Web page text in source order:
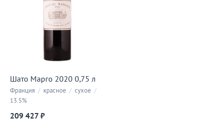
Шато Марго 2020 0,75 л
Франция / красное / сухое /
13.5%
209 427 ₽